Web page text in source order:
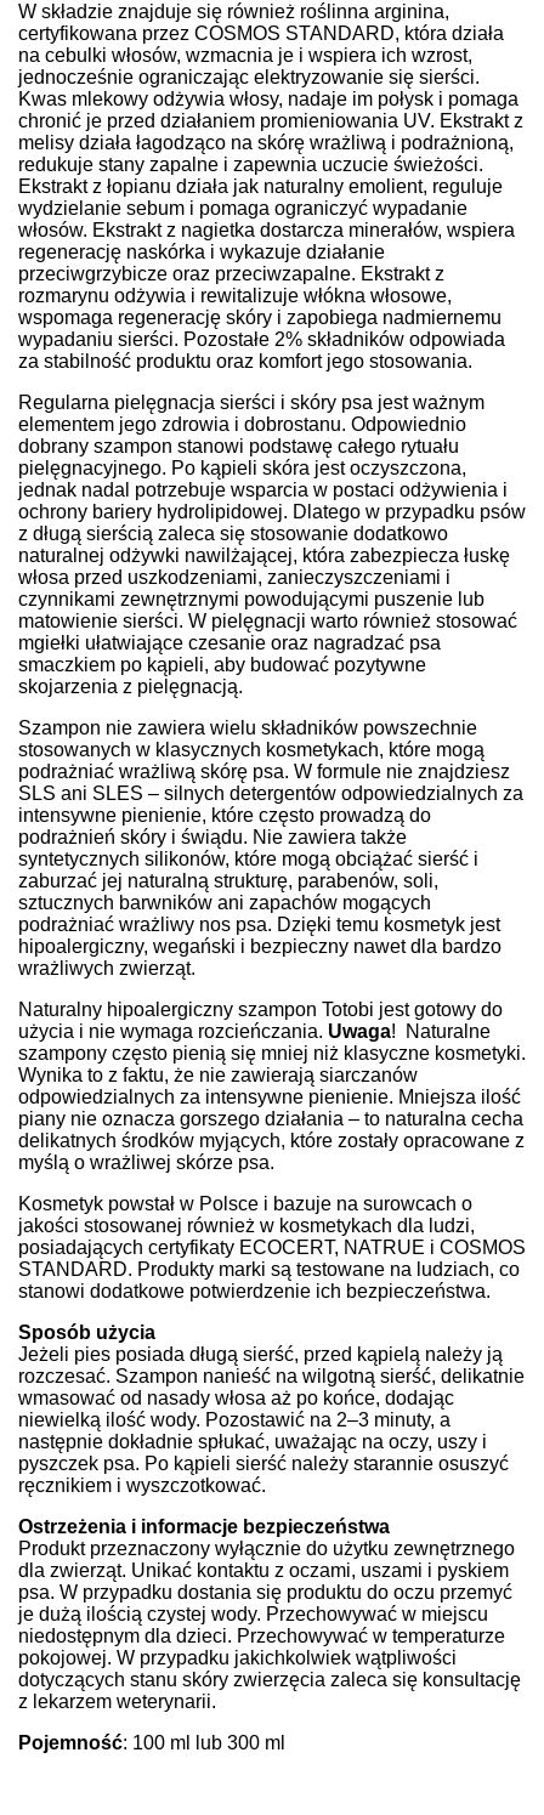
W składzie znajduje się również roślinna arginina,
certyfikowana przez COSMOS STANDARD, która działa
na cebulki włosów, wzmacnia je i wspiera ich wzrost,
jednocześnie ograniczając elektryzowanie się sierści.
Kwas mlekowy odżywia włosy, nadaje im połysk i pomaga
chronić je przed działaniem promieniowania UV. Ekstrakt z
melisy działa łagodząco na skórę wrażliwą i podrażnioną,
redukuje stany zapalne i zapewnia uczucie świeżości.
Ekstrakt z łopianu działa jak naturalny emolient, reguluje
wydzielanie sebum i pomaga ograniczyć wypadanie
włosów. Ekstrakt z nagietka dostarcza minerałów, wspiera
regenerację naskórka i wykazuje działanie
przeciwgrzybicze oraz przeciwzapalne. Ekstrakt z
rozmarynu odżywia i rewitalizuje włókna włosowe,
wspomaga regenerację skóry i zapobiega nadmiernemu
wypadaniu sierści. Pozostałe 2% składników odpowiada
za stabilność produktu oraz komfort jego stosowania.
Regularna pielęgnacja sierści i skóry psa jest ważnym
elementem jego zdrowia i dobrostanu. Odpowiednio
dobrany szampon stanowi podstawę całego rytuału
pielęgnacyjnego. Po kąpieli skóra jest oczyszczona,
jednak nadal potrzebuje wsparcia w postaci odżywienia i
ochrony bariery hydrolipidowej. Dlatego w przypadku psów
z długą sierścią zaleca się stosowanie dodatkowo
naturalnej odżywki nawilżającej, która zabezpiecza łuskę
włosa przed uszkodzeniami, zanieczyszczeniami i
czynnikami zewnętrznymi powodującymi puszenie lub
matowienie sierści. W pielęgnacji warto również stosować
mgiełki ułatwiające czesanie oraz nagradzać psa
smaczkiem po kąpieli, aby budować pozytywne
skojarzenia z pielęgnacją.
Szampon nie zawiera wielu składników powszechnie
stosowanych w klasycznych kosmetykach, które mogą
podrażniać wrażliwą skórę psa. W formule nie znajdziesz
SLS ani SLES – silnych detergentów odpowiedzialnych za
intensywne pienienie, które często prowadzą do
podrażnień skóry i świądu. Nie zawiera także
syntetycznych silikonów, które mogą obciążać sierść i
zaburzać jej naturalną strukturę, parabenów, soli,
sztucznych barwników ani zapachów mogących
podrażniać wrażliwy nos psa. Dzięki temu kosmetyk jest
hipoalergiczny, wegański i bezpieczny nawet dla bardzo
wrażliwych zwierząt.
Naturalny hipoalergiczny szampon Totobi jest gotowy do
użycia i nie wymaga rozcieńczania. Uwaga!
Naturalne
szampony często pienią się mniej niż klasyczne kosmetyki.
Wynika to z faktu, że nie zawierają siarczanów
odpowiedzialnych za intensywne pienienie. Mniejsza ilość
piany nie oznacza gorszego działania – to naturalna cecha
delikatnych środków myjących, które zostały opracowane z
myślą o wrażliwej skórze psa.
Kosmetyk powstał w Polsce i bazuje na surowcach o
jakości stosowanej również w kosmetykach dla ludzi,
posiadających certyfikaty ECOCERT, NATRUE i COSMOS
STANDARD. Produkty marki są testowane na ludziach, co
stanowi dodatkowe potwierdzenie ich bezpieczeństwa.
Sposób użycia
Jeżeli pies posiada długą sierść, przed kąpielą należy ją
rozczesać. Szampon nanieść na wilgotną sierść, delikatnie
wmasować od nasady włosa aż po końce, dodając
niewielką ilość wody. Pozostawić na 2–3 minuty, a
następnie dokładnie spłukać, uważając na oczy, uszy i
pyszczek psa. Po kąpieli sierść należy starannie osuszyć
ręcznikiem i wyszczotkować.
Ostrzeżenia i informacje bezpieczeństwa
Produkt przeznaczony wyłącznie do użytku zewnętrznego
dla zwierząt. Unikać kontaktu z oczami, uszami i pyskiem
psa. W przypadku dostania się produktu do oczu przemyć
je dużą ilością czystej wody. Przechowywać w miejscu
niedostępnym dla dzieci. Przechowywać w temperaturze
pokojowej. W przypadku jakichkolwiek wątpliwości
dotyczących stanu skóry zwierzęcia zaleca się konsultację
z lekarzem weterynarii.
Pojemność: 100 ml lub 300 ml